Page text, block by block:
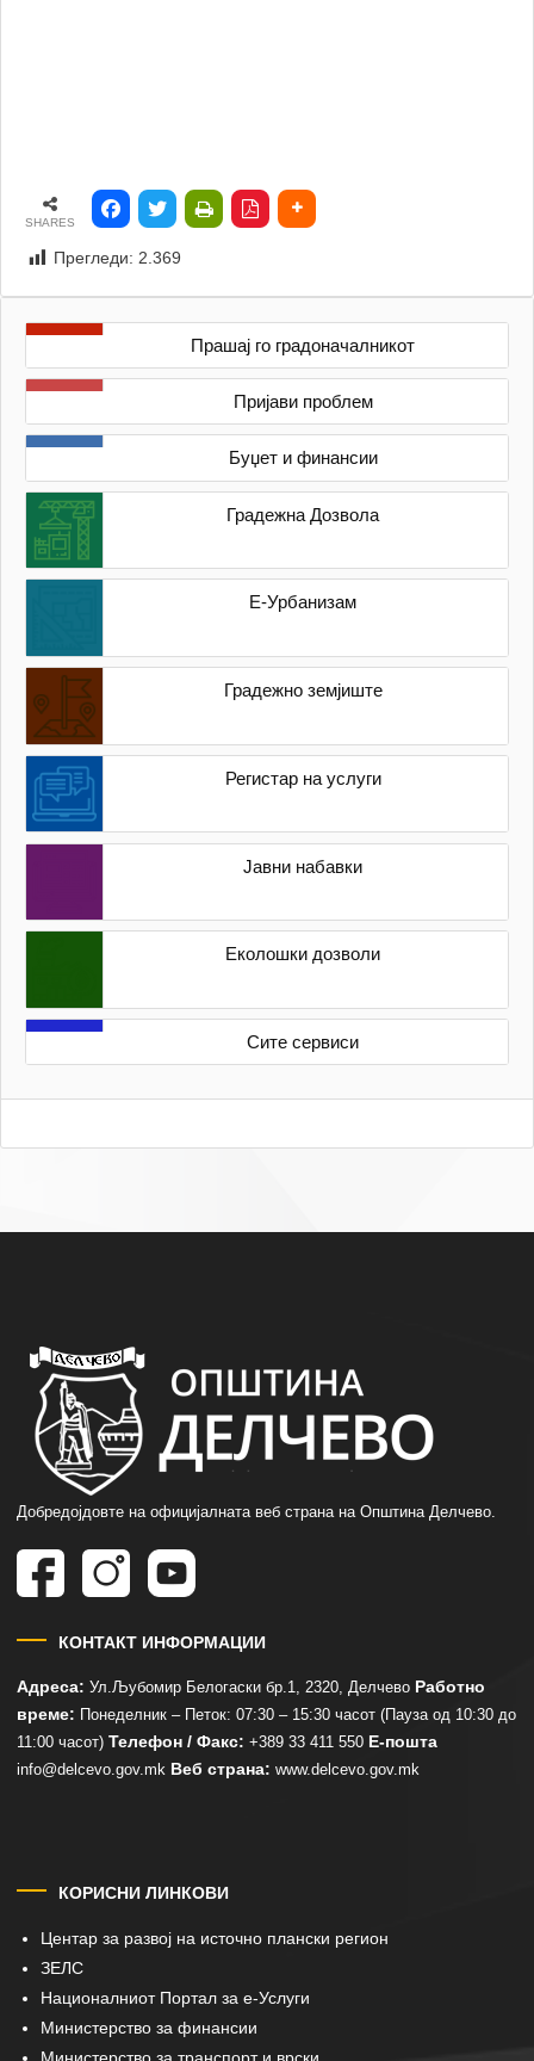
SHARES
Прегледи: 2.369
Прашај го градоначалникот
Пријави проблем
Буџет и финансии
Градежна Дозвола
Е-Урбанизам
Градежно земјиште
Регистар на услуги
Јавни набавки
Еколошки дозволи
Сите сервиси
Добредојдовте на официјалната веб страна на Општина Делчево.
КОНТАКТ ИНФОРМАЦИИ
Адреса: Ул.Љубомир Белогаски бр.1, 2320, Делчево Работно
време: Понеделник – Петок: 07:30 – 15:30 часот (Пауза од 10:30 до
11:00 часот)Телефон / Факс: +389 33 411 550 Е-пошта
info@delcevo.gov.mk Веб страна: www.delcevo.gov.mk
КОРИСНИ ЛИНКОВИ
Центар за развој на источно плански регион
ЗЕЛС
Националниот Портал за е-Услуги
Министерство за финансии